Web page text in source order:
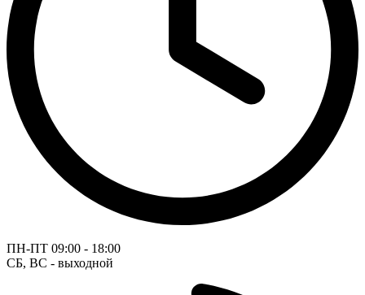
ПН-ПТ 09:00 - 18:00
СБ, ВС - выходной